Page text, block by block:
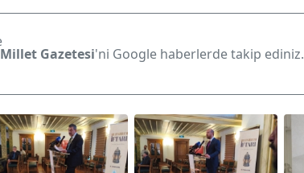
Millet Gazetesi'ni Google haberlerde takip ediniz.